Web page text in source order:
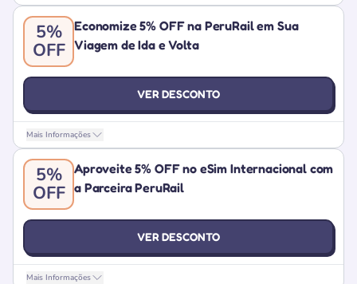
5%
OFF
Economize 5% OFF na PeruRail em Sua
Viagem de Ida e Volta
VER DESCONTO
Mais Informações
5%
OFF
Aproveite 5% OFF no eSim Internacional com
a Parceira PeruRail
VER DESCONTO
Mais Informações